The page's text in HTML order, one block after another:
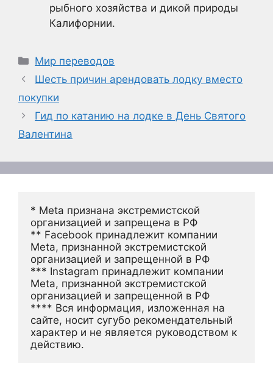
рыбного хозяйства и дикой природы
Калифорнии.
Рубрики
Мир переводов
Шесть причин арендовать лодку вместо
покупки
Гид по катанию на лодке в День Святого
Валентина
* Meta признана экстремистской
организацией и запрещена в РФ
** Facebook принадлежит компании
Meta, признанной экстремистской
организацией и запрещенной в РФ
*** Instagram принадлежит компании
Meta, признанной экстремистской
организацией и запрещенной в РФ
**** Вся информация, изложенная на
сайте, носит сугубо рекомендательный
характер и не является руководством к
действию.